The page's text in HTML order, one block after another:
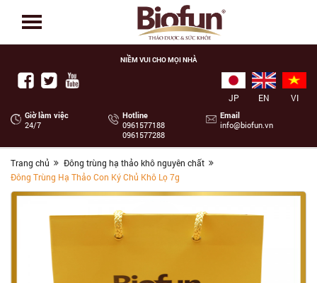
NIỀM VUI CHO MỌI NHÀ
VI
EN
JP
Giờ làm việc
24/7
Hotline
‭0961577188
0961577288
Email
info@biofun.vn
Trang chủ
Đông trùng hạ thảo khô nguyên chất
Đông Trùng Hạ Thảo Con Ký Chủ Khô Lọ 7g